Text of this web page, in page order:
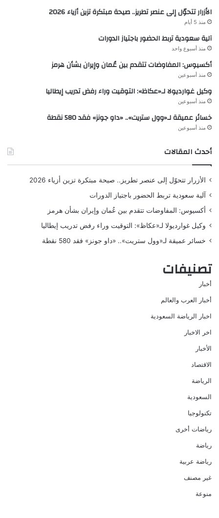
الأزرار تتحوّل إلى عنصر تطريز.. صيحة مبتكرة تزين أزياء 2026
منذ 5 أيام
آلية سعودية تربط الحضور باجتياز الدورات
منذ أسبوع واحد
أكسيوس: المفاوضات تتقدم بين عُمان وإيران بشأن هرمز
منذ أسبوعين
وكيل غوارديولا لـ«عكاظ»: التوقيت وراء رفض تدريب إيطاليا
منذ أسبوعين
خسائر عميقة لـ«وول ستريت».. «داو جونز» فقد 580 نقطة
منذ أسبوعين
أحدث المقالات
الأزرار تتحوّل إلى عنصر تطريز.. صيحة مبتكرة تزين أزياء 2026
آلية سعودية تربط الحضور باجتياز الدورات
أكسيوس: المفاوضات تتقدم بين عُمان وإيران بشأن هرمز
وكيل غوارديولا لـ«عكاظ»: التوقيت وراء رفض تدريب إيطاليا
خسائر عميقة لـ«وول ستريت».. «داو جونز» فقد 580 نقطة
تصنيفات
أخبار
أخبار العرب والعالم
اخبار الرياضة السعودية
اخر الاخبار
الأخبار
الاقتصاد
الرياضة
السعودية
تكنولوجيا
رياضات أخرى
رياضة
رياضة عربية
غير مصنف
منوعة